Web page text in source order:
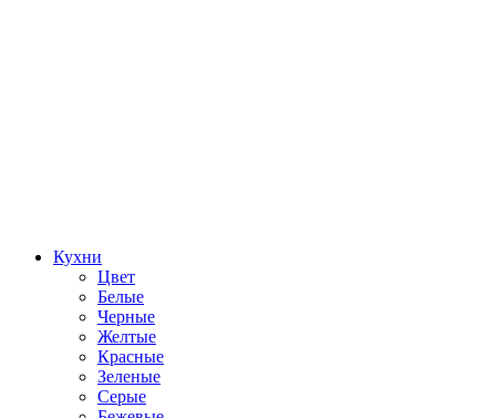
Кухни
Цвет
Белые
Черные
Желтые
Красные
Зеленые
Серые